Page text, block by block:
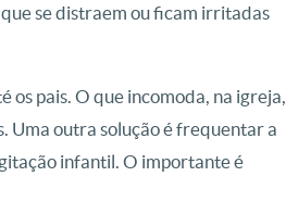
se distraem ou ficam irritadas
os pais. O que incomoda, na igreja,
Uma outra solução é frequentar a
infantil. O importante é